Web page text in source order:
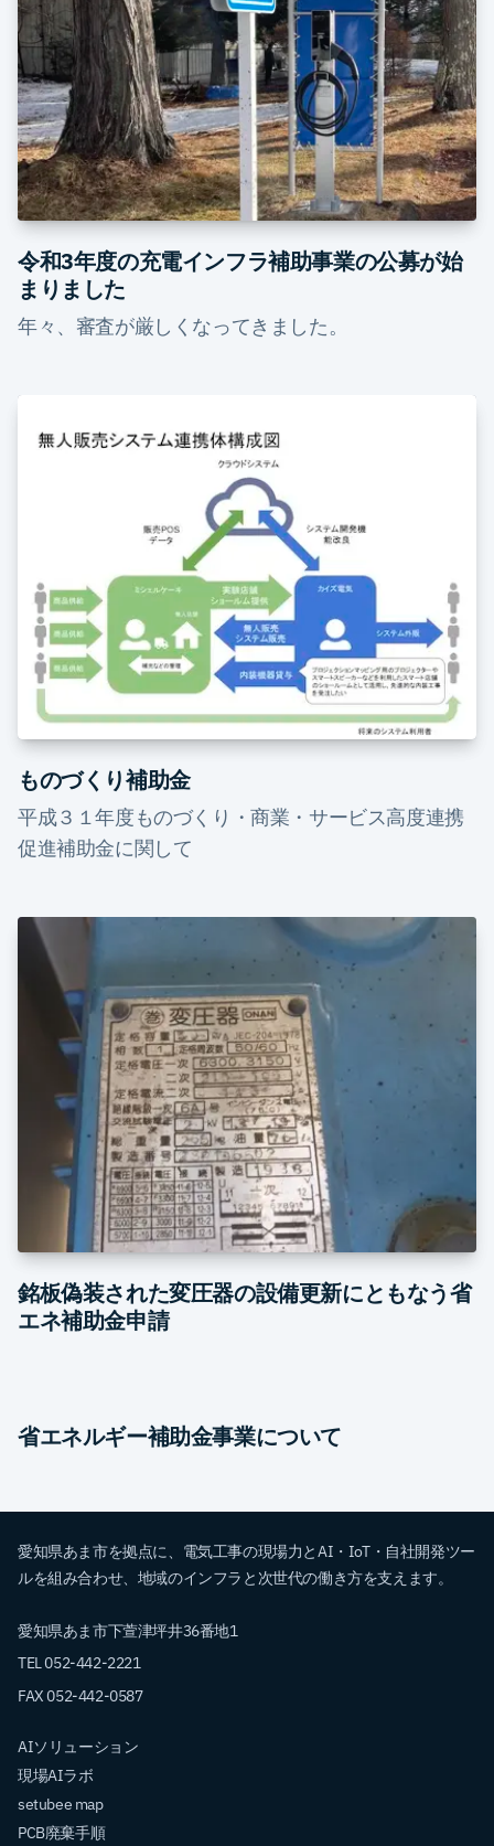
令和3年度の充電インフラ補助事業の公募が始
まりました
年々、審査が厳しくなってきました。
ものづくり補助金
平成３１年度ものづくり・商業・サービス高度連携
促進補助金に関して
銘板偽装された変圧器の設備更新にともなう省
エネ補助金申請
省エネルギー補助金事業について
愛知県あま市を拠点に、電気工事の現場力とAI・IoT・自社開発ツー
ルを組み合わせ、地域のインフラと次世代の働き方を支えます。
愛知県あま市下萱津坪井36番地1
TEL 052-442-2221
FAX 052-442-0587
AIソリューション
現場AIラボ
setubee map
PCB廃棄手順